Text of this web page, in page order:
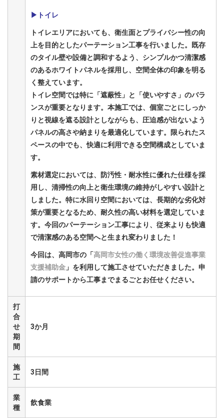
▶トイレ
トイレエリアにおいても、衛生面とプライバシー性の向
上を目的としたパーテーション工事を行いました。既存
のタイル壁や設備と調和するよう、シンプルかつ清潔感
のあるホワイトパネルを採用し、空間全体の印象を明る
く整えています。
トイレ空間では特に「遮蔽性」と「使いやすさ」のバラ
ンスが重要となります。本施工では、個室ごとにしっか
りと視線を遮る設計としながらも、圧迫感が出ないよう
パネルの高さや納まりを最適化しています。限られたス
ペースの中でも、快適に利用できる空間構成としていま
す。
素材選定においては、防汚性・耐水性に優れた仕様を採
用し、清掃性の向上と衛生環境の維持がしやすい設計と
しました。特に水回り空間においては、長期的な劣化対
策が重要となるため、耐久性の高い材料を選定していま
す。 今回のパーテーション工事により、従来よりも快適
で清潔感のある空間へと生まれ変わりました！
今回は、高岡市の「高岡市女性の働く環境改善促進事業
支援補助金 」を利用して施工させていただきました。申
請のサポートから工事までまるごとお任せください。
打
合
せ
期
間
3か月
施
工
3日間
業
種
飲食業